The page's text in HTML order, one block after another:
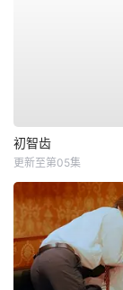
初智齿
更新至第05集